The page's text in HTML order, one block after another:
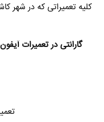
کلیه تعمیراتی که در شهر
گارانتی در تعمیرات